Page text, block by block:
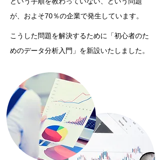
が、およそ70％の企業で発生しています。
こうした問題を解決するために「初心者のた
めのデータ分析入門」を新設いたしました。